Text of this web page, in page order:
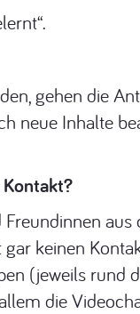
gehen die
neue Inhalte
keinen
(jeweils rund
die